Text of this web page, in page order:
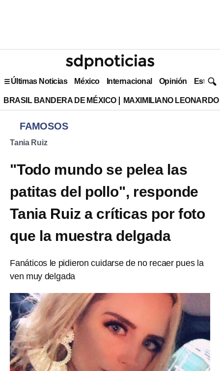
Últimas Noticias México Internacional Opinión Estilo
BRASIL BANDERA DE MÉXICO MAXIMILIANO
FAMOSOS
Tania Ruiz
"Todo mundo se pelea las
patitas del pollo", responde
Tania Ruiz a críticas por foto
que la muestra delgada
Fanáticos le pidieron cuidarse de no recaer pues la
ven muy delgada